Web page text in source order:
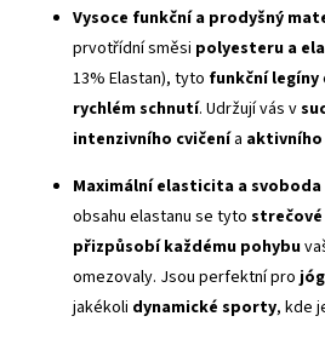
Vysoce funkční a prodyšný
prvotřídní směsi polyesteru a
13% Elastan), tyto funkční legíny
rychlém schnutí. Udržují vás v
intenzivního cvičenía aktivního
Maximální elasticita a
obsahu elastanu se tyto
přizpůsobí každému pohybu
omezovaly. Jsou perfektní pro
jakékoli dynamické sporty, kde